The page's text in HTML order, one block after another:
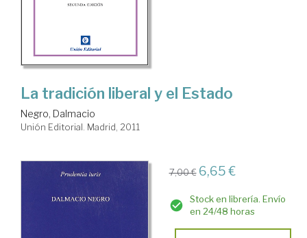
La tradición liberal y el Estado
Negro, Dalmacio
Unión Editorial. Madrid, 2011
7,00 € 6,65 €
Stock en librería. Envío
en 24/48 horas